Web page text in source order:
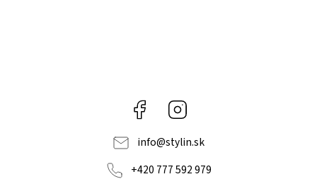
Facebook
info@stylin.sk
+420 777 592 979